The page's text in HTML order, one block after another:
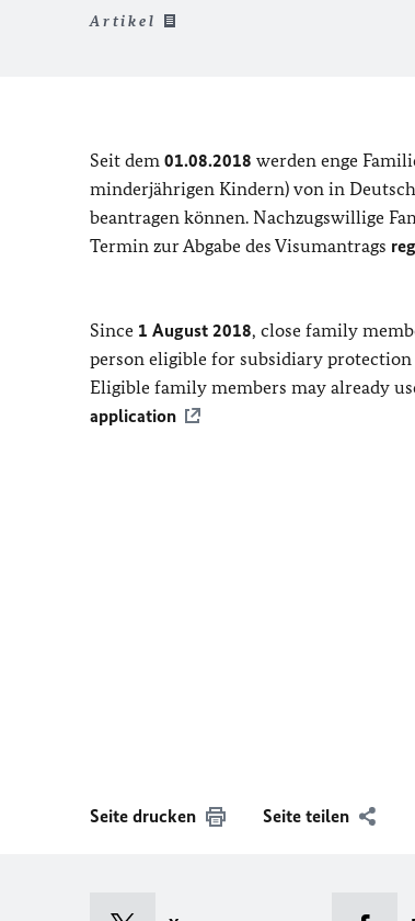
Artikel
Seit dem 01.08.2018 werden enge
minderjährigen Kindern) von in
beantragen können. Nachzugswillige
Termin zur Abgabe des Visumantrags
Since 1 August 2018, close family
person eligible for subsidiary
Eligible family members may already
application
Seite drucken Seite teilen